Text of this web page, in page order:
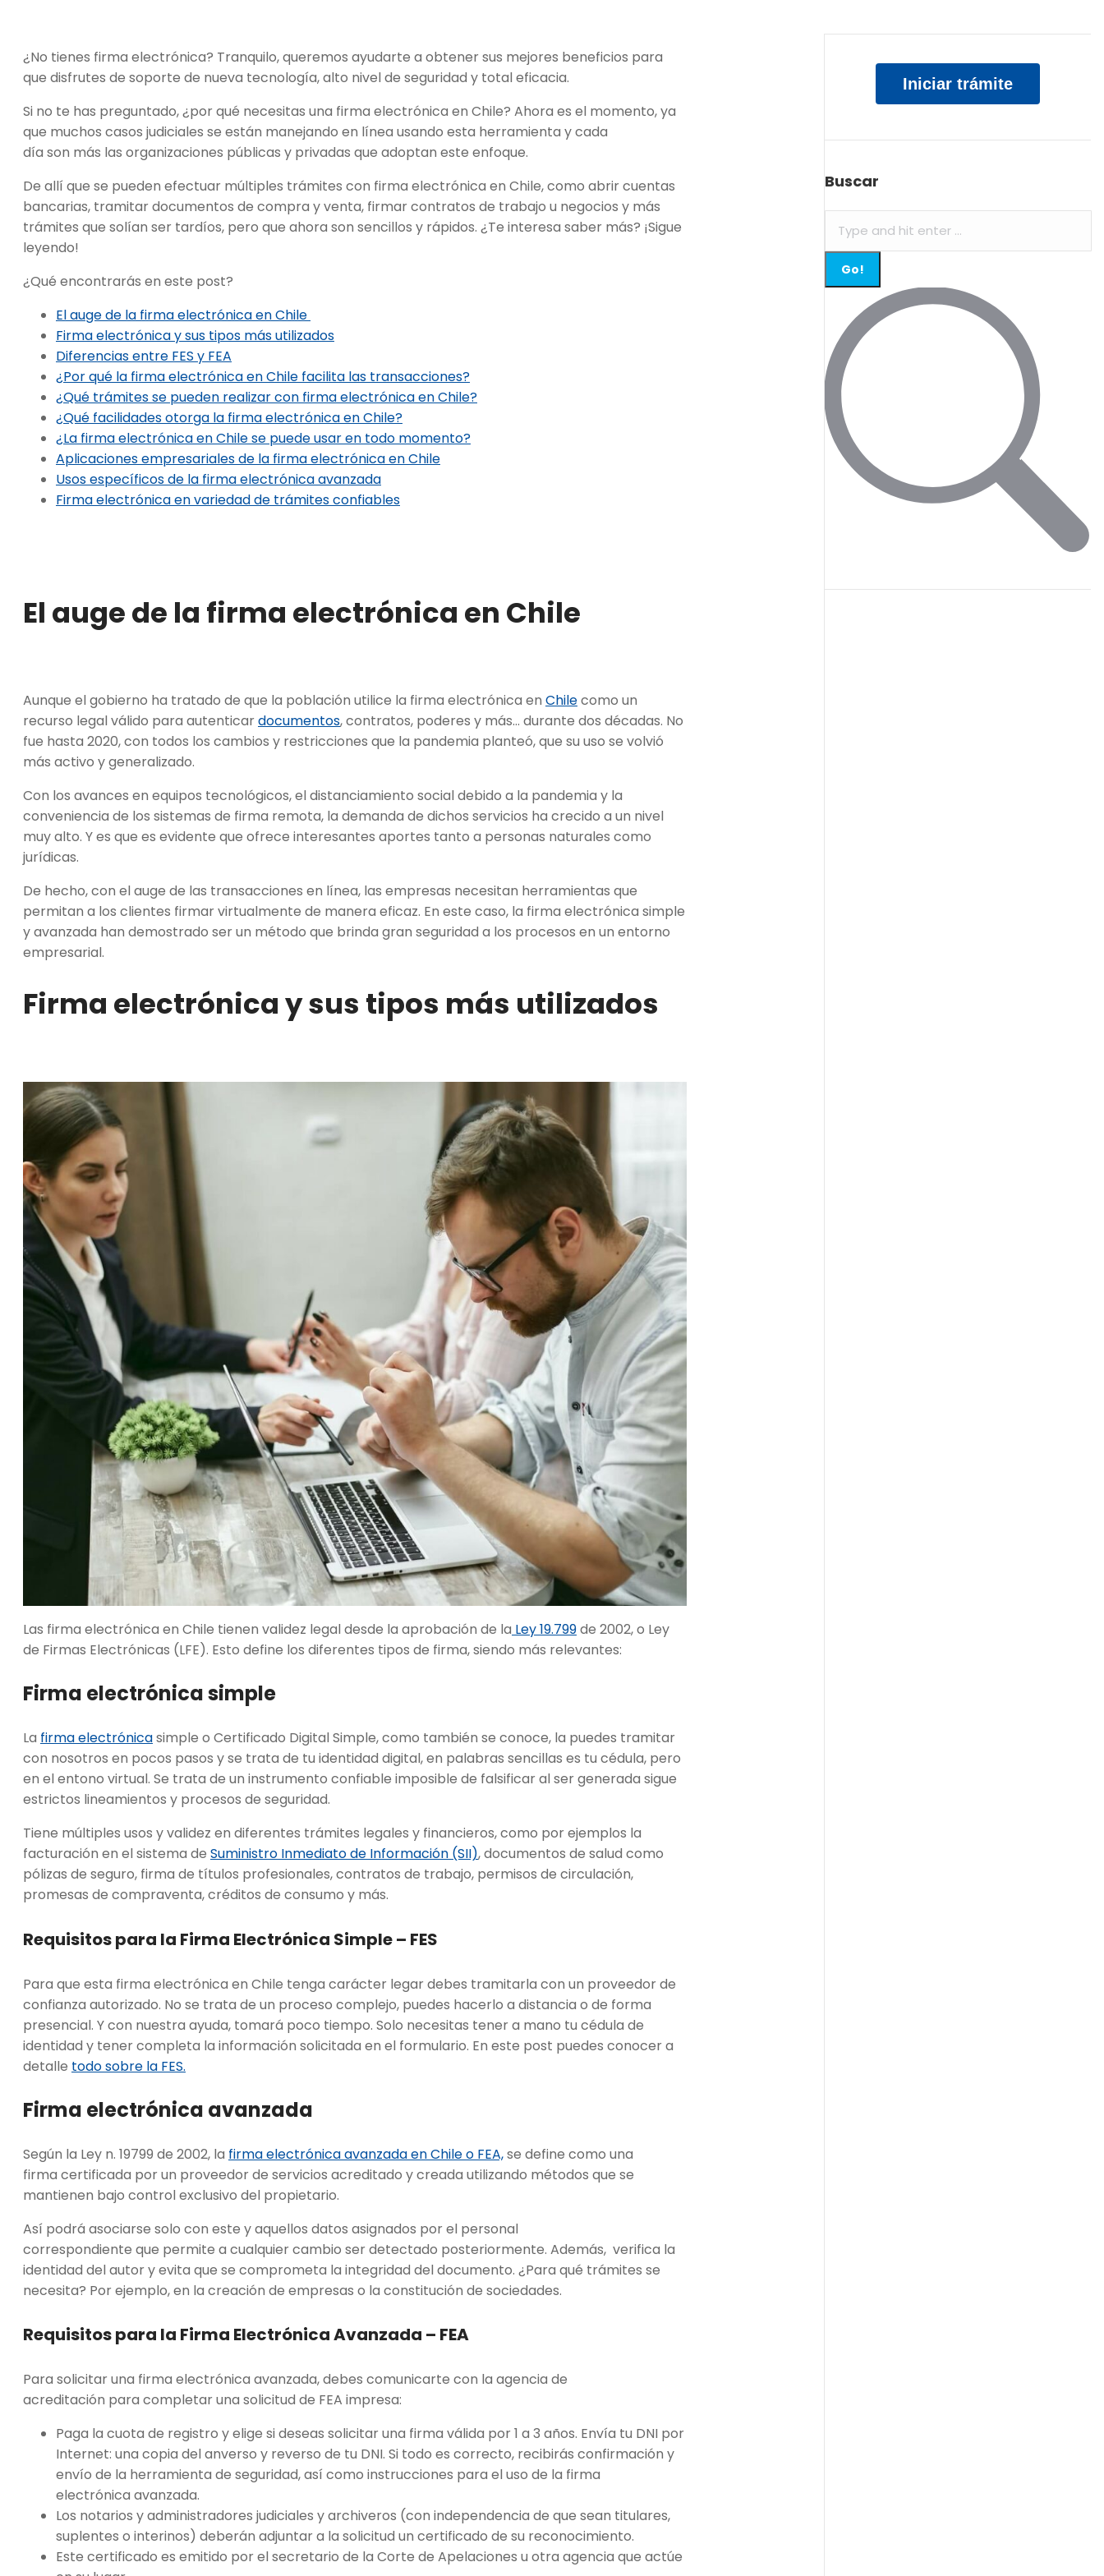
¿No tienes firma electrónica? Tranquilo, queremos ayudarte a obtener sus mejores beneficios para
que disfrutes de soporte de nueva tecnología, alto nivel de seguridad y total eficacia.
Si no te has preguntado, ¿por qué necesitas una firma electrónica en Chile? Ahora es el momento, ya
que muchos casos judiciales se están manejando en línea usando esta herramienta y cada
día son más las organizaciones públicas y privadas que adoptan este enfoque.
De allí que se pueden efectuar múltiples trámites con firma electrónica en Chile, como abrir cuentas
bancarias, tramitar documentos de compra y venta, firmar contratos de trabajo u negocios y más
trámites que solían ser tardíos, pero que ahora son sencillos y rápidos. ¿Te interesa saber más? ¡Sigue
leyendo!
¿Qué encontrarás en este post?
El auge de la firma electrónica en Chile
Firma electrónica y sus tipos más utilizados
Diferencias entre FES y FEA
¿Por qué la firma electrónica en Chile facilita las transacciones?
¿Qué trámites se pueden realizar con firma electrónica en Chile?
¿Qué facilidades otorga la firma electrónica en Chile?
¿La firma electrónica en Chile se puede usar en todo momento?
Aplicaciones empresariales de la firma electrónica en Chile
Usos específicos de la firma electrónica avanzada
Firma electrónica en variedad de trámites confiables
El auge de la firma electrónica en Chile
Aunque el gobierno ha tratado de que la población utilice la firma electrónica en Chilecomo un
recurso legal válido para autenticardocumentos, contratos, poderes y más… durante dos décadas. No
fue hasta 2020, con todos los cambios y restricciones que la pandemia planteó, que su uso se volvió
más activo y generalizado.
Con los avances en equipos tecnológicos, el distanciamiento social debido a la pandemia y la
conveniencia de los sistemas de firma remota, la demanda de dichos servicios ha crecido a un nivel
muy alto. Y es que es evidente que ofrece interesantes aportes tanto a personas naturales como
jurídicas.
De hecho, con el auge de las transacciones en línea, las empresas necesitan herramientas que
permitan a los clientes firmar virtualmente de manera eficaz. En este caso, la firma electrónica simple
y avanzada han demostrado ser un método que brinda gran seguridad a los procesos en un entorno
empresarial.
Firma electrónica y sus tipos más utilizados
Las firma electrónica en Chile tienen validez legal desde la aprobación de la Ley 19.799de 2002, o Ley
de Firmas Electrónicas (LFE). Esto define los diferentes tipos de firma, siendo más relevantes:
Firma electrónica simple
La firma electrónicasimple o Certificado Digital Simple, como también se conoce, la puedes tramitar
con nosotros en pocos pasos y se trata de tu identidad digital, en palabras sencillas es tu cédula, pero
en el entono virtual. Se trata de un instrumento confiable imposible de falsificar al ser generada sigue
estrictos lineamientos y procesos de seguridad.
Tiene múltiples usos y validez en diferentes trámites legales y financieros, como por ejemplos la
facturación en el sistema de Suministro Inmediato de Información (SII), documentos de salud como
pólizas de seguro, firma de títulos profesionales, contratos de trabajo, permisos de circulación,
promesas de compraventa, créditos de consumo y más.
Requisitos para la Firma Electrónica Simple – FES
Para que esta firma electrónica en Chile tenga carácter legar debes tramitarla con un proveedor de
confianza autorizado. No se trata de un proceso complejo, puedes hacerlo a distancia o de forma
presencial. Y con nuestra ayuda, tomará poco tiempo. Solo necesitas tener a mano tu cédula de
identidad y tener completa la información solicitada en el formulario. En este post puedes conocer a
detalle todo sobre la FES.
Firma electrónica avanzada
Según la Ley n. 19799 de 2002, la firma electrónica avanzada en Chile o FEA,se define como una
firma certificada por un proveedor de servicios acreditado y creada utilizando métodos que se
mantienen bajo control exclusivo del propietario.
Así podrá asociarse solo con este y aquellos datos asignados por el personal
correspondiente que permite a cualquier cambio ser detectado posteriormente. Además, verifica la
identidad del autor y evita que se comprometa la integridad del documento. ¿Para qué trámites se
necesita? Por ejemplo, en la creación de empresas o la constitución de sociedades.
Requisitos para la Firma Electrónica Avanzada – FEA
Para solicitar una firma electrónica avanzada, debes comunicarte con la agencia de
acreditación para completar una solicitud de FEA impresa:
Paga la cuota de registro y elige si deseas solicitar una firma válida por 1 a 3 años. Envía tu DNI por
Internet: una copia del anverso y reverso de tu DNI. Si todo es correcto, recibirás confirmación y
envío de la herramienta de seguridad, así como instrucciones para el uso de la firma
electrónica avanzada.
Los notarios y administradores judiciales y archiveros (con independencia de que sean titulares,
suplentes o interinos) deberán adjuntar a la solicitud un certificado de su reconocimiento.
Este certificado es emitido por el secretario de la Corte de Apelaciones u otra agencia que actúe
Iniciar trámite
Buscar